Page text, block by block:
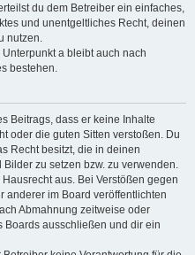
du dem Betreiber ein einfaches,
und unentgeltliches Recht, deinen
nutzen.
a bleibt auch nach
bestehen.
Beitrags, dass er keine Inhalte
oder die guten Sitten verstoßen. Du
Recht besitzt, die in deinen
zu setzen bzw. zu verwenden.
aus. Bei Verstößen gegen
im Board veröffentlichten
Abmahnung zeitweise oder
Boards ausschließen und dir ein